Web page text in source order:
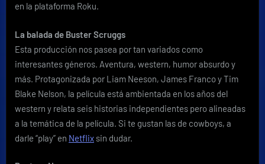
en la plataforma Roku.
La balada de Buster Scruggs
Esta producción nos pasea por tan variados como
interesantes géneros. Aventura, western, humor absurdo y
más. Protagonizada por Liam Neeson, James Franco y Tim
Blake Nelson, la película está ambientada en los años del
western y relata seis historias independientes pero alineadas
a la temática de la película. Si te gustan las de cowboys, a
darle “play” en Netflix sin dudar.